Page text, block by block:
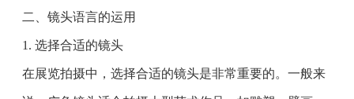
二、镜头语言的运用
1. 选择合适的镜头
在展览拍摄中，选择合适的镜头是非常重要的。一般来